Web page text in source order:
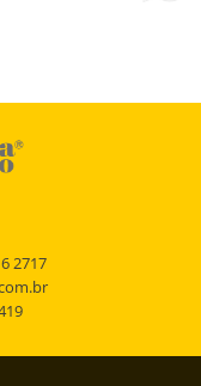
construção em parede dupla
2717